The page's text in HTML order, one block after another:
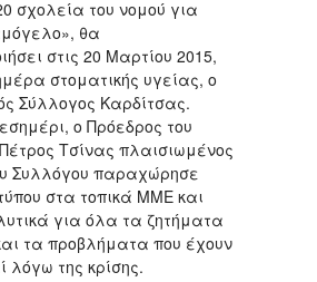
σχολεία του νομού για
θα
στις 20 Μαρτίου 2015,
στοματικής υγείας, ο
Σύλλογος Καρδίτσας.
ο Πρόεδρος του
Τσίνας πλαισιωμένος
Συλλόγου παραχώρησε
στα τοπικά ΜΜΕ και
για όλα τα ζητήματα
τα προβλήματα που έχουν
λόγω της κρίσης.